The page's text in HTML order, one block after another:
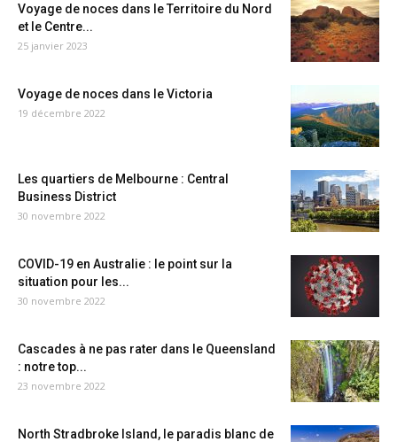
Voyage de noces dans le Territoire du Nord
et le Centre...
25 janvier 2023
Voyage de noces dans le Victoria
19 décembre 2022
Les quartiers de Melbourne : Central
Business District
30 novembre 2022
COVID-19 en Australie : le point sur la
situation pour les...
30 novembre 2022
Cascades à ne pas rater dans le Queensland
: notre top...
23 novembre 2022
North Stradbroke Island, le paradis blanc de